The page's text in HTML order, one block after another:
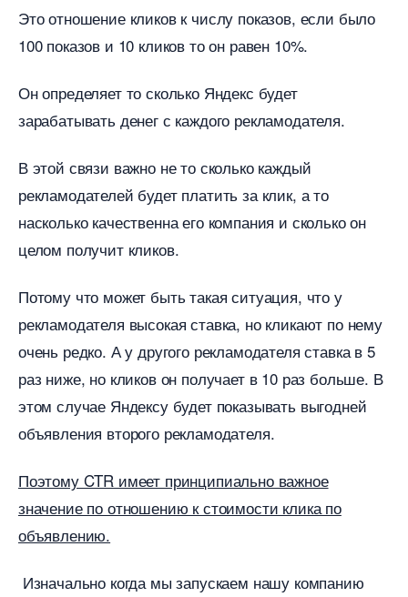
Это отношение кликов к числу показов, если было
100 показов и 10 кликов то он равен 10%.
Он определяет то сколько Яндекс будет
зарабатывать денег с каждого рекламодателя.
этой связи важно не то сколько каждый
рекламодателей будет платить за клик, а то
насколько качественна его компания и сколько он
целом получит кликов.
Потому что может быть такая ситуация, что у
рекламодателя высокая ставка, но кликают по нему
очень редко. А у другого рекламодателя ставка в 5
раз ниже, но кликов он получает в 10 раз больше.
этом случае Яндексу будет показывать выгодней
объявления второго рекламодателя.
Поэтому CTR имеет принципиально важное
значение по отношению к стоимости клика по
объявлению.
Изначально когда мы запускаем нашу компанию